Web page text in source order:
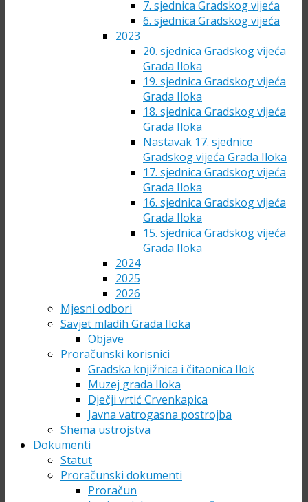
7. sjednica Gradskog vijeća
6. sjednica Gradskog vijeća
2023
20. sjednica Gradskog vijeća
Grada Iloka
19. sjednica Gradskog vijeća
Grada Iloka
18. sjednica Gradskog vijeća
Grada Iloka
Nastavak 17. sjednice
Gradskog vijeća Grada Iloka
17. sjednica Gradskog vijeća
Grada Iloka
16. sjednica Gradskog vijeća
Grada Iloka
15. sjednica Gradskog vijeća
Grada Iloka
2024
2025
2026
Mjesni odbori
Savjet mladih Grada Iloka
Objave
Proračunski korisnici
Gradska knjižnica i čitaonica Ilok
Muzej grada Iloka
Dječji vrtić Crvenkapica
Javna vatrogasna postrojba
Shema ustrojstva
Dokumenti
Statut
Proračunski dokumenti
Proračun